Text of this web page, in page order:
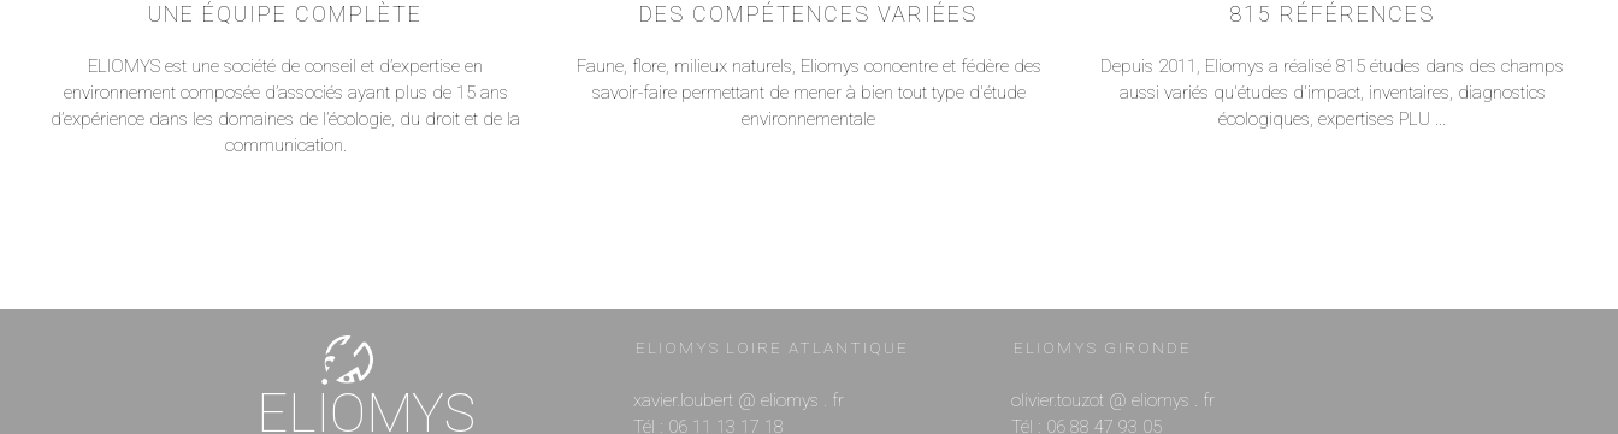
UNE ÉQUIPE COMPLÈTE
ELIOMYS est une société de conseil et d’expertise en
environnement composée d’associés ayant plus de 15 ans
d’expérience dans les domaines de l’écologie, du droit et de la
communication.
DES COMPÉTENCES VARIÉES
Faune, flore, milieux naturels, Eliomys concentre et fédère des
savoir-faire permettant de mener à bien tout type d'étude
environnementale
815 RÉFÉRENCES
Depuis 2011, Eliomys a réalisé 815 études dans des champs
aussi variés qu'études d'impact, inventaires, diagnostics
écologiques, expertises PLU ...
ELIOMYS
ELIOMYS LOIRE ATLANTIQUE
xavier.loubert @ eliomys . fr
Tél : 06 11 13 17 18
ELIOMYS GIRONDE
olivier.touzot @ eliomys . fr
Tél : 06 88 47 93 05